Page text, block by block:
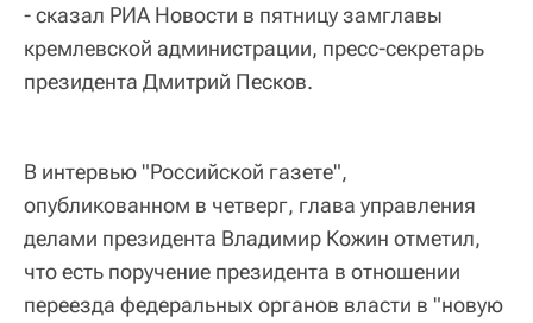
- сказал РИА Новости в пятницу замглавы
кремлевской администрации, пресс-секретарь
президента Дмитрий Песков.
В интервью "Российской газете",
опубликованном в четверг, глава управления
делами президента Владимир Кожин отметил,
что есть поручение президента в отношении
переезда федеральных органов власти в "новую